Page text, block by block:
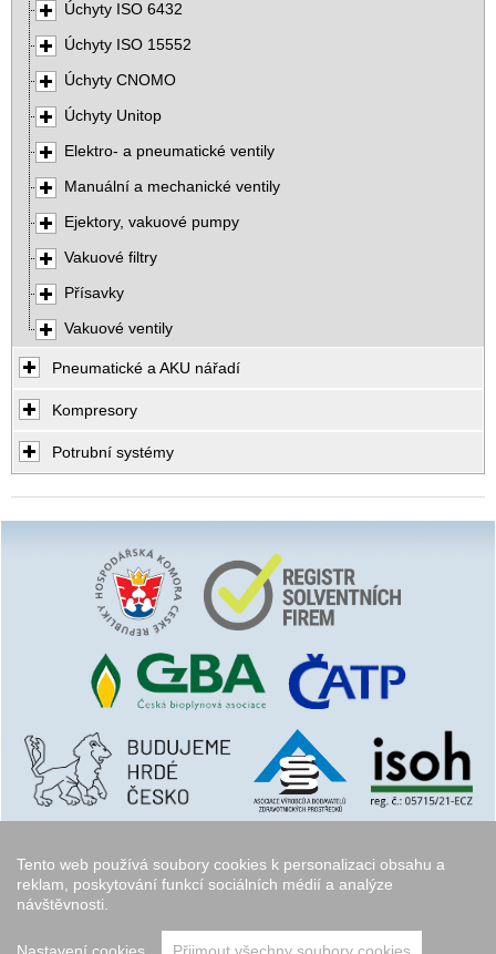
Tento web používá soubory cookies k personalizaci obsahu a
reklam, poskytování funkcí sociálních médií a analýze
návštěvnosti.
Úchyty ISO 6432
Úchyty ISO 15552
Úchyty CNOMO
Úchyty Unitop
Elektro- a pneumatické ventily
Manuální a mechanické ventily
Ejektory, vakuové pumpy
Vakuové filtry
Přísavky
Vakuové ventily
Pneumatické a AKU nářadí
Kompresory
Potrubní systémy